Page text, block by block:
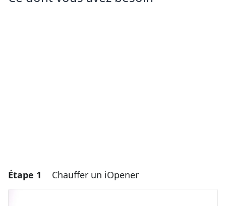
Étape 1 Chauffer un iOpener